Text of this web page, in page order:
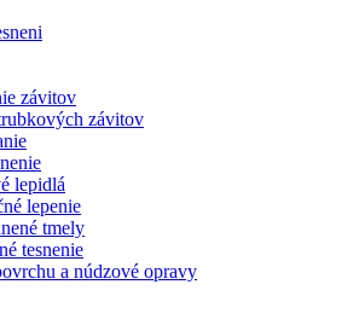
závitov
závitov
lepidlá
lepenie
tmely
tesnenie
a núdzové opravy